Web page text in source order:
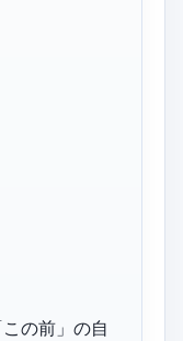
の前」の自